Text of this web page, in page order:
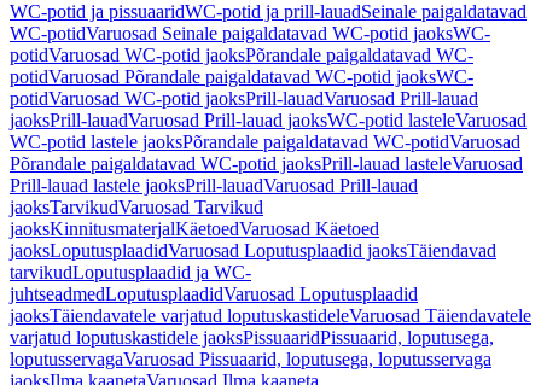
WC-potid ja pissuaaridWC-potid ja prill-lauadSeinale paigaldatavad
WC-potidVaruosad Seinale paigaldatavad WC-potid jaoksWC-
potidVaruosad WC-potid jaoksPõrandale paigaldatavad WC-
potidVaruosad Põrandale paigaldatavad WC-potid jaoksWC-
potidVaruosad WC-potid jaoksPrill-lauadVaruosad Prill-lauad
jaoksPrill-lauadVaruosad Prill-lauad jaoksWC-potid lasteleVaruosad
WC-potid lastele jaoksPõrandale paigaldatavad WC-potidVaruosad
Põrandale paigaldatavad WC-potid jaoksPrill-lauad lasteleVaruosad
Prill-lauad lastele jaoksPrill-lauadVaruosad Prill-lauad
jaoksTarvikudVaruosad Tarvikud
jaoksKinnitusmaterjalKäetoedVaruosad Käetoed
jaoksLoputusplaadidVaruosad Loputusplaadid jaoksTäiendavad
tarvikudLoputusplaadid ja WC-
juhtseadmedLoputusplaadidVaruosad Loputusplaadid
jaoksTäiendavatele varjatud loputuskastideleVaruosad Täiendavatele
varjatud loputuskastidele jaoksPissuaaridPissuaarid, loputusega,
loputusservagaVaruosad Pissuaarid, loputusega, loputusservaga
jaoksIlma kaanetaVaruosad Ilma kaaneta